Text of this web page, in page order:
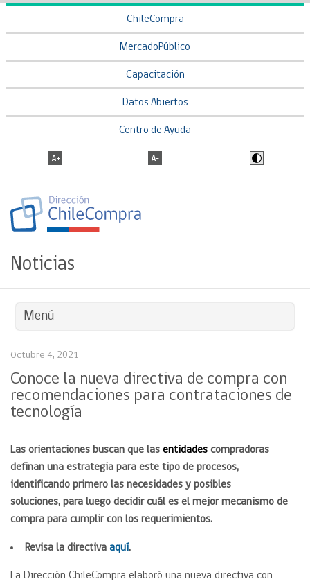
ChileCompra
MercadoPúblico
Capacitación
Datos Abiertos
Centro de Ayuda
Noticias
Menú
Octubre 4, 2021
Conoce la nueva directiva de compra con
recomendaciones para contrataciones de
tecnología
Las orientaciones buscan que las entidades compradoras
definan una estrategia para este tipo de procesos,
identificando primero las necesidades y posibles
soluciones, para luego decidir cuál es el mejor mecanismo de
compra para cumplir con los requerimientos.
Revisa la directiva aquí.
La Dirección ChileCompra elaboró una nueva directiva con